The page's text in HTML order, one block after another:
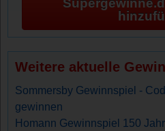
Weitere aktuelle
Sommersby Gewinnspiel -
gewinnen
Homann Gewinnspiel 150